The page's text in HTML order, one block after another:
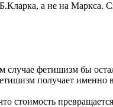
а не на Маркса.
фетишизм бы
получает именно
стоимость